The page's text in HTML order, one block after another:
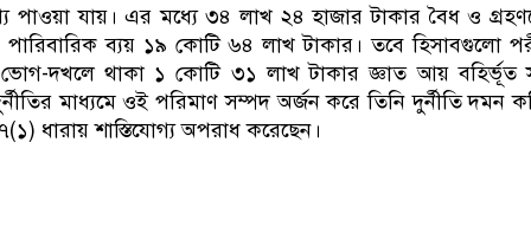
পাওয়া যায়। এর মধ্যে ৩৪ লাখ ২৪ হাজার টাকার বৈধ ও
ব্যয় ১৯ কোটি ৬৪ লাখ টাকার। তবে হিসাবগুলো
ভোগ-দখলে থাকা ১ কোটি ৩১ লাখ টাকার জ্ঞাত আয় বহির্ভূত
মাধ্যমে ওই পরিমাণ সম্পদ অর্জন করে তিনি দুর্নীতি দমন
ধারায় শাস্তিযোগ্য অপরাধ করেছেন।